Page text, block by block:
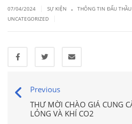
07/04/2024 SỰ KIỆN . THÔNG TIN ĐẤU
UNCATEGORIZED
Previous
THƯ MỜI CHÀO GIÁ CUNG
LỎNG VÀ KHÍ CO2